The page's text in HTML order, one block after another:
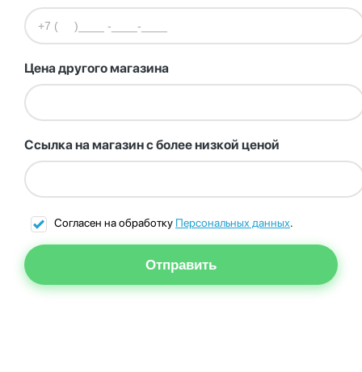
Цена другого магазина
Ссылка на магазин с более низкой ценой
Согласен на обработку Персональных данных.
Отправить